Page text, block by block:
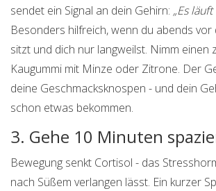
sendet ein Signal an dein Gehirn: „Es
Besonders hilfreich, wenn du abends
sitzt und dich nur langweilst. Nimm einen
Kaugummi mit Minze oder Zitrone. Der
deine Geschmacksknospen - und dein
schon etwas bekommen.
3. Gehe 10 Minuten
Bewegung senkt Cortisol - das
nach Süßem verlangen lässt. Ein kurzer